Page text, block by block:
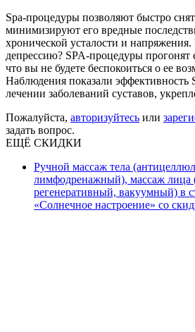
Spa-процедуры позволяют быстро
минимизируют его вредные
хронической усталости и
депрессию? SPA-процедуры прогонят
что вы не будете беспокоиться о ее
Наблюдения показали эффективность
лечении заболеваний суставов,
Пожалуйста, авторизуйтесь или
задать вопрос.
ЕЩЁ СКИДКИ
Ручной массаж тела
лимфодренажный), массаж лица
регенеративный, вакуумный) в
«Солнечное настроение» со